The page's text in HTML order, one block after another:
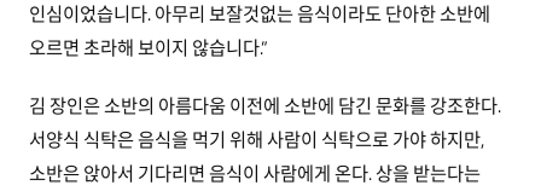
인심이었습니다. 아무리 보잘것없는 음식이라도 단아한 소반에
오르면 초라해 보이지 않습니다.”
김 장인은 소반의 아름다움 이전에 소반에 담긴 문화를 강조한다.
서양식 식탁은 음식을 먹기 위해 사람이 식탁으로 가야 하지만,
소반은 앉아서 기다리면 음식이 사람에게 온다. 상을 받는다는